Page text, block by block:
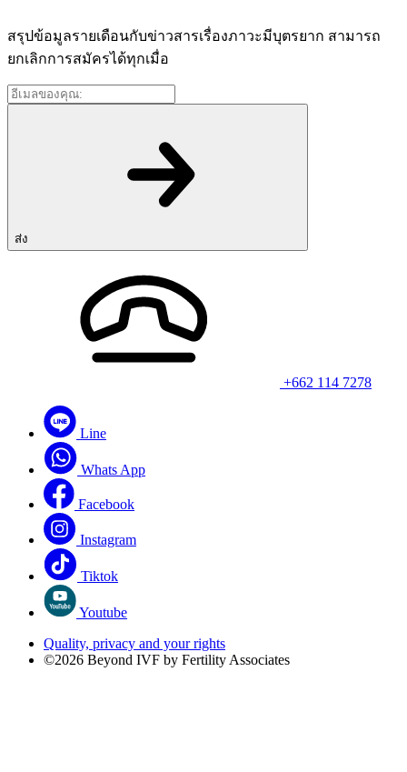
สรุปข้อมูลรายเดือนกับข่าวสารเรื่องภาวะมีบุตรยาก สามารถ
ยกเลิกการสมัครได้ทุกเมื่อ
อีเมล
ส่ง
+662 114 7278
Line
Whats App
Facebook
Instagram
Tiktok
Youtube
Quality, privacy and your rights
©2026 Beyond IVF by Fertility Associates